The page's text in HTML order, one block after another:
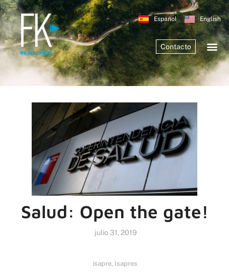
Español English
Contacto
Salud: Open the gate!
julio 31, 2019
isapre, Isapres